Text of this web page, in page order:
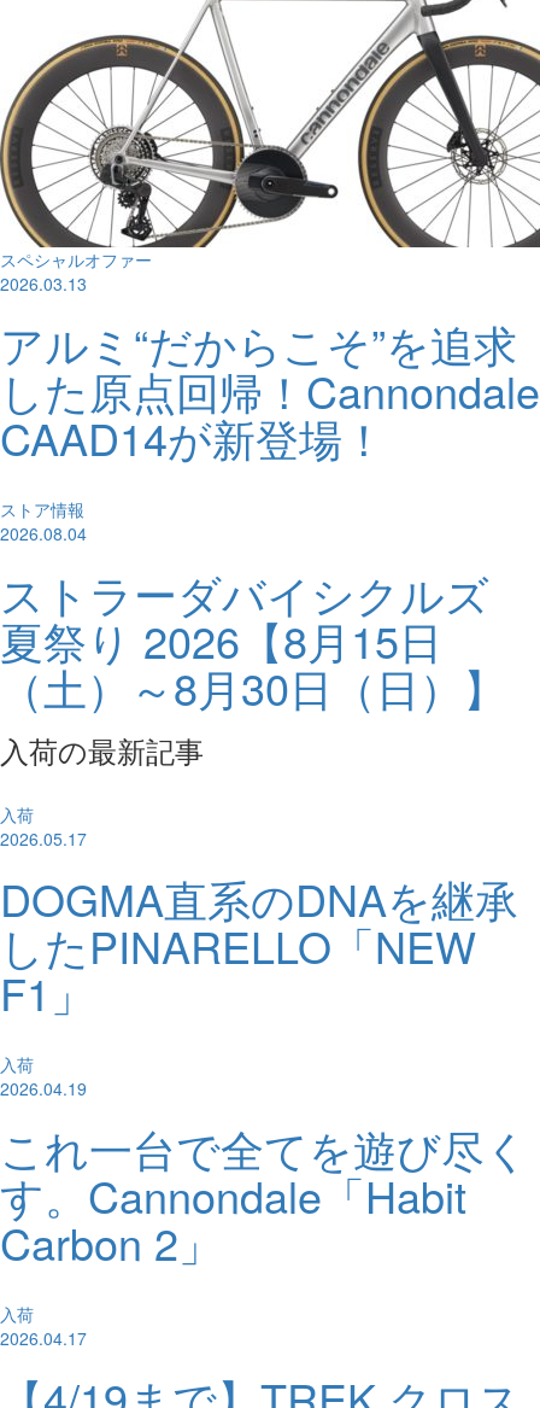
スペシャルオファー
2026.03.13
アルミ“だからこそ”を追求
した原点回帰！Cannondale
CAAD14が新登場！
ストア情報
2026.08.04
ストラーダバイシクルズ
夏祭り 2026【8月15日
（土）～8月30日（日）】
入荷の最新記事
入荷
2026.05.17
DOGMA直系のDNAを継承
したPINARELLO「NEW
F1」
入荷
2026.04.19
これ一台で全てを遊び尽く
す。Cannondale「Habit
Carbon 2」
入荷
2026.04.17